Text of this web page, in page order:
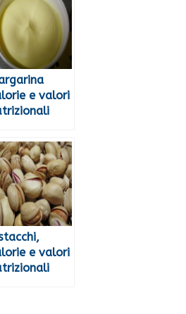
e valori
e valori